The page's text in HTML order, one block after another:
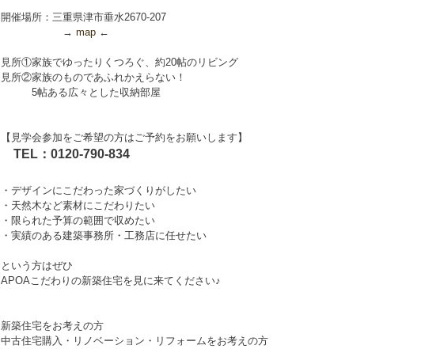
開催場所：三重県津市垂水2670-207
→ map ←
見所①家族でゆったりくつろぐ、約20帖のリビング
見所②家族のものであふれかえらない！
5帖ある広々とした収納部屋
【見学会参加をご希望の方はご予約をお願いします】
TEL：0120-790-834
・デザインにこだわった家づくりがしたい
・天然木など素材にこだわりたい
・限られた予算の範囲で収めたい
・実績のある建築事務所・工務店に任せたい
という方はぜひ
APOAこだわりの新築住宅を見に来てください♪
新築住宅をお考えの方
中古住宅購入・リノベーション・リフォームをお考えの方